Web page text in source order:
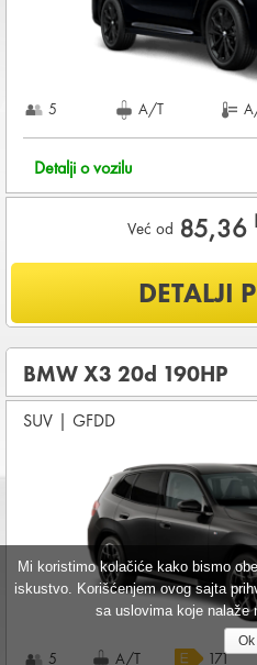
KOMPLETNI
5 A/T
Detalji o vozilu
Već od 85,36
Šta je uključeno u ponudu?
OSNOVNI PAKET
(THW)
Koji su osnovni uslovi za najam
DEPOZIT NA KREDITNOJ
1.800,00 EUR+ iznosa
KOMPLETNI
DETALJI
BMW X3 20d 190HP
SUV | GFDD
5 A/T 171
Mi koristimo kolačiće kako bismo
iskustvo. Korišćenjem ovog sajta
sa uslovima koje nalaže
Ok